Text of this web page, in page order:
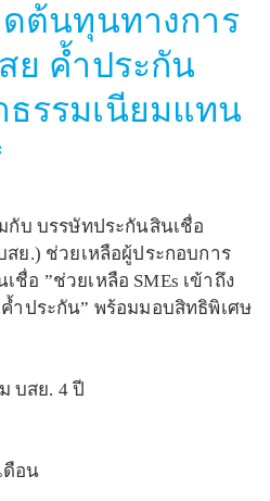
SME​
ดต้นทุนทางการ
ย ค้ำประกัน
รรมเนียมแทน
กับ บรรษัทประกันสินเชื่อ
ย.) ช่วยเหลือผู้ประกอบการ
อ ”ช่วยเหลือ SMEs เข้าถึง
ำประกัน” พร้อมมอบสิทธิพิเศษ
บสย. 4 ปี
ดือน